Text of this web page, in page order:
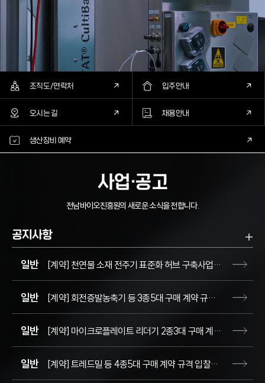
조직도/연락처 입주안내
오시는 길 채용안내
생산장비 예약
사업·공고
전남바이오진흥원의 새로운 소식을 전합니다.
공지사항
일반 [계약] 천연물 소재 전주기 표준화 허브 구축사업」회전증발농축기 등 3종5대 구매 입찰 공고(~8.18.)
일반 [계약] 회전증발농축기 등 3종5대 구매 계약 규격 입찰서 평가결과
일반 [계약] 마이크로플레이트 리더기 2종3대 구매 계약 규격 입찰서 평가결과
일반 [계약] 트레드밀 등 4종5대 구매 계약 규격 입찰서 평가결과
공지